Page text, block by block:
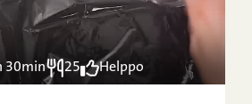
30min 25 Helppo